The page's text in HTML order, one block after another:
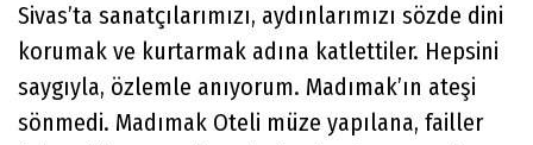
Sivas’ta sanatçılarımızı, aydınlarımızı sözde dini
korumak ve kurtarmak adına katlettiler. Hepsini
saygıyla, özlemle anıyorum. Madımak’ın ateşi
sönmedi. Madımak Oteli müze yapılana, failler